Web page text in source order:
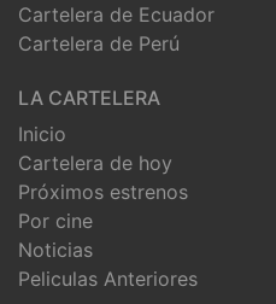
Cartelera de Ecuador
Cartelera de Perú
LA CARTELERA
Inicio
Cartelera de hoy
Próximos estrenos
Por cine
Noticias
Peliculas Anteriores